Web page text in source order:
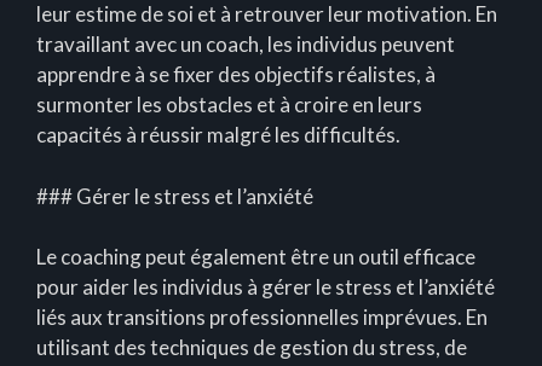
leur estime de soi et à retrouver leur motivation. En
travaillant avec un coach, les individus peuvent
apprendre à se fixer des objectifs réalistes, à
surmonter les obstacles et à croire en leurs
capacités à réussir malgré les difficultés.
### Gérer le stress et l’anxiété
Le coaching peut également être un outil efficace
pour aider les individus à gérer le stress et l’anxiété
liés aux transitions professionnelles imprévues. En
utilisant des techniques de gestion du stress, de